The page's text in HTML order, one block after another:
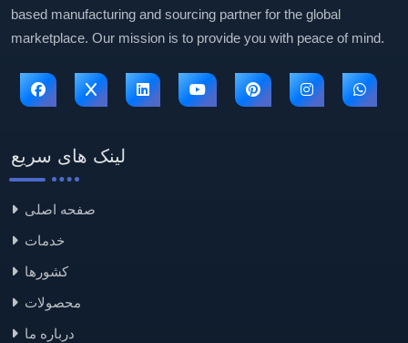
based manufacturing and sourcing partner for the global
marketplace. Our mission is to provide you with peace of mind.
لینک های سریع
صفحه اصلی
خدمات
کشورها
محصولات
درباره ما